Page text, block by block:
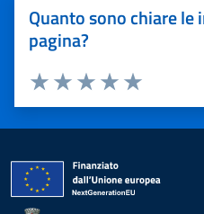
Quanto sono chiare
pagina?
Valuta 5
Valuta 4 stelle
Valuta 3 stelle su 5
Valuta 2 stelle su 5
Valuta 1 stelle su 5